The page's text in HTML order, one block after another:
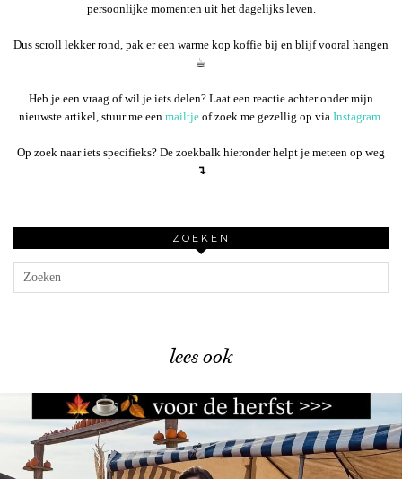
persoonlijke momenten uit het dagelijks leven.
Dus scroll lekker rond, pak er een warme kop koffie bij en blijf vooral hangen
☕︎
Heb je een vraag of wil je iets delen? Laat een reactie achter onder mijn
nieuwste artikel, stuur me een mailtje of zoek me gezellig op via Instagram
Op zoek naar iets specifieks? De zoekbalk hieronder helpt je meteen op weg
↴
ZOEKEN
lees ook